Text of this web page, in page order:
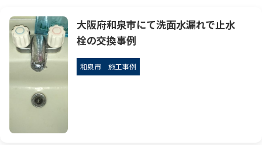
大阪府和泉市にて洗面水漏れで止水
栓の交換事例
和泉市 施工事例